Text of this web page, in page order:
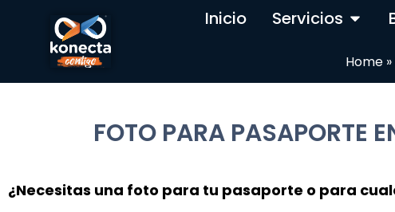
Inicio Servicios
Home»
FOTO PARA PASAPORTE
¿Necesitas una foto para tu pasaporte o para